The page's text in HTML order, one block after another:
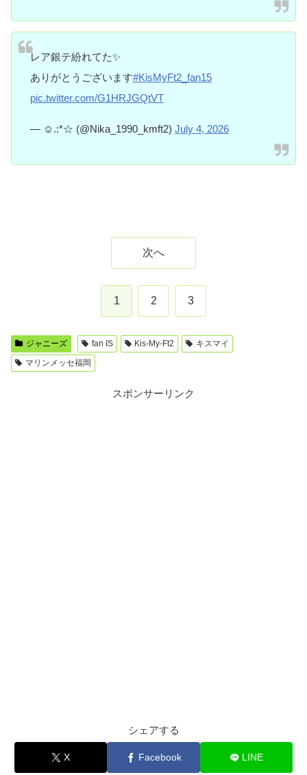
レア銀テ紛れてた✨
ありがとうございます#KisMyFt2_fan15
pic.twitter.com/G1HRJGQtVT
— ☺︎.:*☆ (@Nika_1990_kmft2) July 4, 2026
次へ
1 2 3
ジャニーズ fan IS Kis-My-Ft2
キスマイ
マリンメッセ福岡
スポンサーリンク
シェアする
X Facebook LINE